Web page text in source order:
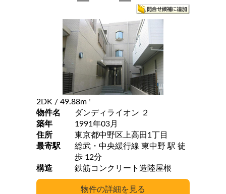
2DK / 49.88m 2
物件名
ダンディライオン ２
築年
1991年03月
住所
東京都中野区上高田1丁目
最寄駅
総武・中央緩行線 東中野 駅 徒
歩 12分
構造
鉄筋コンクリート造陸屋根